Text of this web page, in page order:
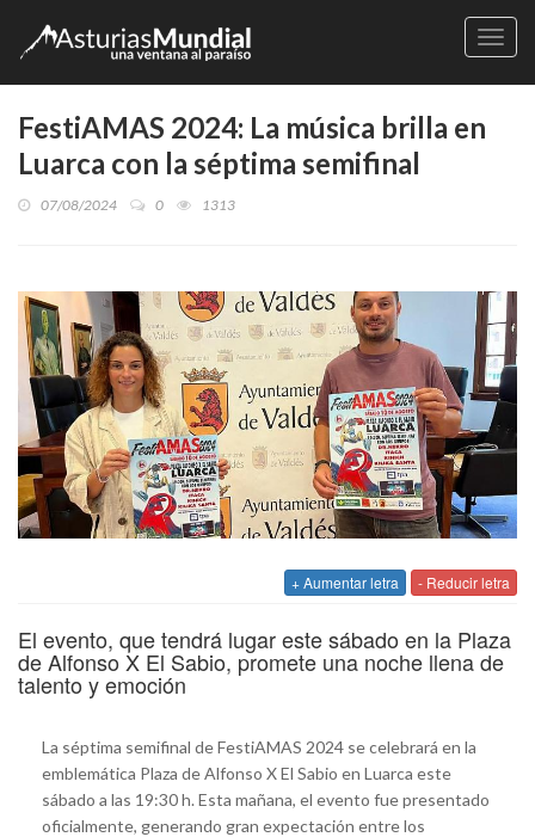
FestiAMAS 2024: La música brilla en
Luarca con la séptima semifinal
07/08/2024 0 1313
+ Aumentar letra - Reducir letra
El evento, que tendrá lugar este sábado en la Plaza
de Alfonso X El Sabio, promete una noche llena de
talento y emoción
La séptima semifinal de FestiAMAS 2024 se celebrará en la
emblemática Plaza de Alfonso X El Sabio en Luarca este
sábado a las 19:30 h. Esta mañana, el evento fue presentado
oficialmente, generando gran expectación entre los